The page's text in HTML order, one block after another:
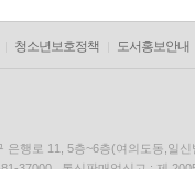
청소년보호정책 도서홍보안내
은행로 11, 5층~6층(여의도동,일신